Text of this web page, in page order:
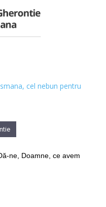
cel nebun pentru
ne, Doamne, ce avem